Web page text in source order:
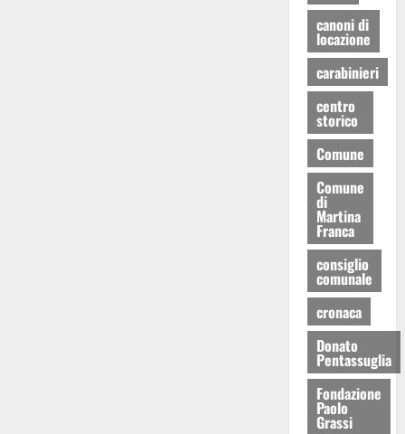
canoni di
locazione
carabinieri
centro
storico
Comune
Comune
di
Martina
Franca
consiglio
comunale
cronaca
Donato
Pentassuglia
Fondazione
Paolo
Grassi